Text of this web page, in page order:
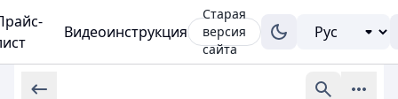
Видеоинструкция
Старая
версия
сайта